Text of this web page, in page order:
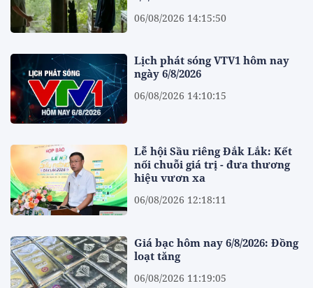
06/08/2026 14:15:50
Lịch phát sóng VTV1 hôm nay
ngày 6/8/2026
06/08/2026 14:10:15
Lễ hội Sầu riêng Đắk Lắk: Kết
nối chuỗi giá trị - đưa thương
hiệu vươn xa
06/08/2026 12:18:11
Giá bạc hôm nay 6/8/2026: Đồng
loạt tăng
06/08/2026 11:19:05